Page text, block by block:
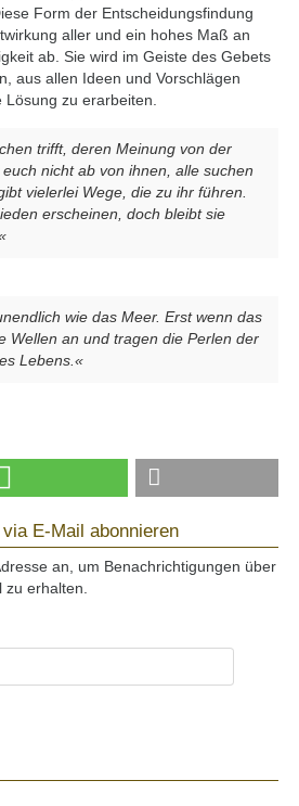
Form der Entscheidungsfindung
aller und ein hohes Maß an
ab. Sie wird im Geiste des Gebets
aus allen Ideen und Vorschlägen
zu erarbeiten.
trifft, deren Meinung von der
nicht ab von ihnen, alle suchen
vielerlei Wege, die zu ihr führen.
erscheinen, doch bleibt sie
wie das Meer. Erst wenn das
Wellen an und tragen die Perlen der
Lebens.«
E-Mail abonnieren
an, um Benachrichtigungen über
erhalten.